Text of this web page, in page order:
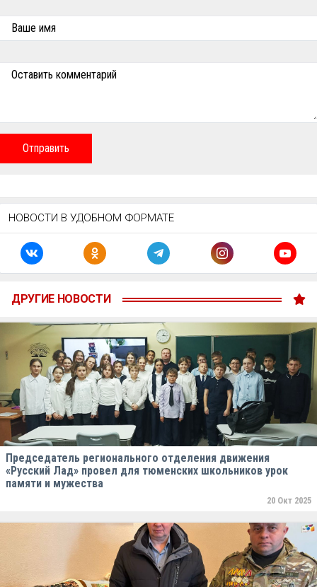
Ваше имя
Оставить комментарий
Отправить
НОВОСТИ В УДОБНОМ ФОРМАТЕ
ДРУГИЕ НОВОСТИ
Председатель регионального отделения движения
«Русский Лад» провел для тюменских школьников урок
памяти и мужества
20 Окт 2025